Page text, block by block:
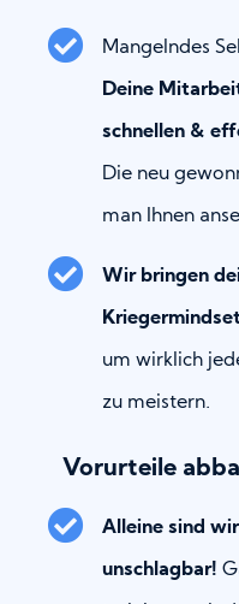
Mangelndes
Deine
schnellen &
Die neu
man Ihnen
Wir bringen
um wirklich
zu meistern.
Vorurteile
Alleine sind
unschlagbar!